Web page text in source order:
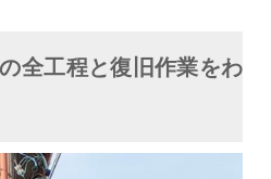
全工程と復旧作業をわ